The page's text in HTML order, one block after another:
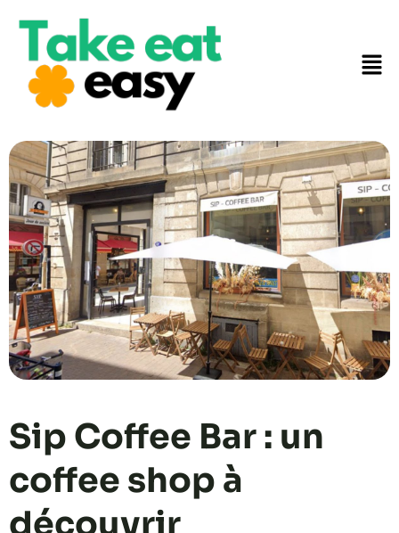
Sip Coffee Bar : un
coffee shop à
découvrir